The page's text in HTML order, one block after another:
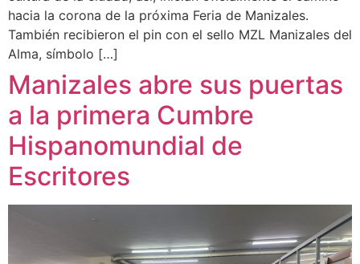
hacia la corona de la próxima Feria de Manizales.
También recibieron el pin con el sello MZL Manizales del
Alma, símbolo […]
Manizales abre sus puertas
a la primera Cumbre
Hispanomundial de
Escritores